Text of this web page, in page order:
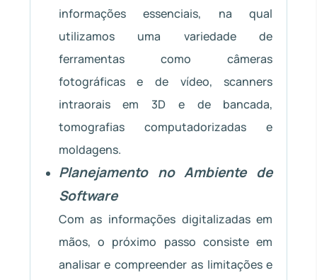
informações essenciais, na qual
utilizamos uma variedade de
ferramentas como câmeras
fotográficas e de vídeo, scanners
intraorais em 3D e de bancada,
tomografias computadorizadas e
moldagens.
Planejamento no Ambiente de
Software
Com as informações digitalizadas em
mãos, o próximo passo consiste em
analisar e compreender as limitações e